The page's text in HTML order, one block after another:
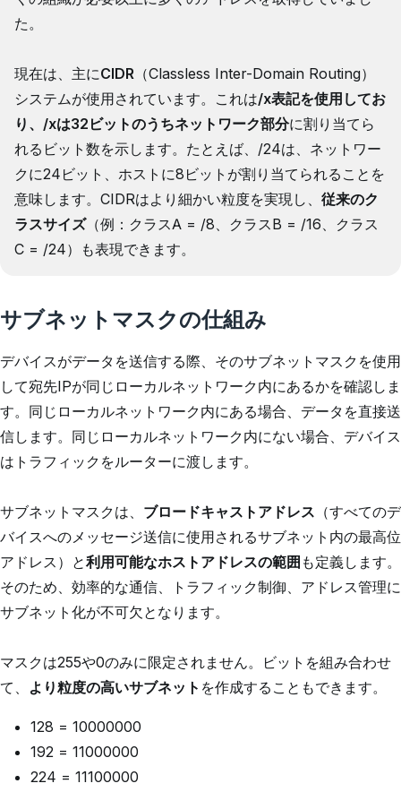
た。
現在は、主にCIDR（Classless Inter-Domain Routing）
システムが使用されています。これは/x表記を使用してお
り、/xは32ビットのうちネットワーク部分に割り当てら
れるビット数を示します。たとえば、/24は、ネットワー
クに24ビット、ホストに8ビットが割り当てられることを
意味します。CIDRはより細かい粒度を実現し、 従来のク
ラスサイズ（例：クラスA = /8、クラスB = /16、クラス
C = /24）も表現できます。
サブネットマスクの仕組み
デバイスがデータを送信する際、そのサブネットマスクを使用
して宛先IPが同じローカルネットワーク内にあるかを確認しま
す。同じローカルネットワーク内にある場合、データを直接送
信します。同じローカルネットワーク内にない場合、デバイス
はトラフィックをルーターに渡します。
サブネットマスクは、 ブロードキャストアドレス （すべてのデ
バイスへのメッセージ送信に使用されるサブネット内の最高位
アドレス）と利用可能なホストアドレスの範囲 も定義します。
そのため、効率的な通信、トラフィック制御、アドレス管理に
サブネット化が不可欠となります。
マスクは255や0のみに限定されません。ビットを組み合わせ
て、
より粒度の高いサブネット を作成することもできます。
128 = 10000000
192 = 11000000
224 = 11100000